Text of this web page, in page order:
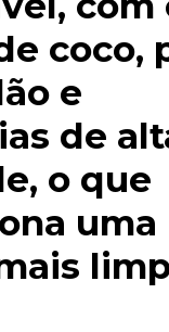
coco,
e
de
o que
uma